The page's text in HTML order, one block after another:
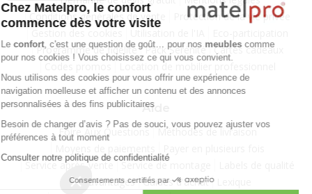
Conditions générales de vente
Protection de la vie privée
Programme de fidélité
Pack Sérénité Cartes cadeaux
Location de mobilier professionnel
Aide
Foire Aux Questions
Méthodes de livraison
Service après-vente
Vos avantages Guides d'achat
Chez Matelpro, le confort
commence dès votre visite
Leconfort, c'est une question de goût… pour nosmeublescomme
pour nos cookies ! Vous choisissez ce qui vous convient.
Nous utilisons des cookies pour vous offrir une expérience de
navigation moelleuse et afficher un contenu et des annonces
personnalisées à des fins publicitaires
Besoin de changer d’avis ? Pas de souci, vous pouvez ajuster vos
préférences à tout moment
Consulter notre politique de confidentialité
Consentements certifiés par